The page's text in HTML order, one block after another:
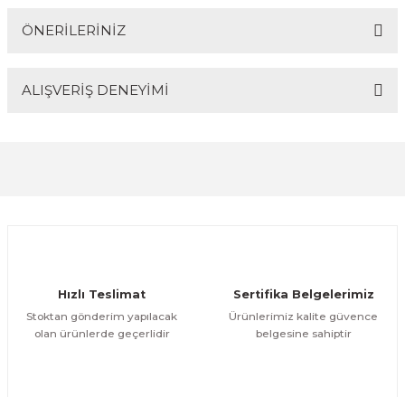
ÖNERİLERİNİZ
Bu ürünün fiyat bilgisi, resim, ürün açıklamalarında ve
Bu ürüne benzer farklı alternatifler olmalı.
ALIŞVERİŞ DENEYİMİ
Hızlı Teslimat
Stoktan gönderim yapılacak
olan ürünlerde geçerlidir
Sertifika Belgelerimiz
Ürünlerimiz kalite güvence
belgesine sahiptir